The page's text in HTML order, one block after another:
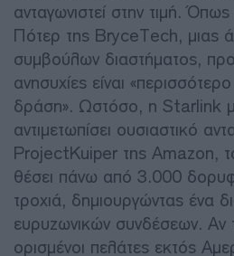
ανταγωνιστεί στην τιμή.
Πότερ της BryceTech, μιας
συμβούλων διαστήματος,
ανησυχίες είναι
δράση». Ωστόσο, η Starlink
αντιμετωπίσει ουσιαστικό
ProjectKuiper της Amazon,
θέσει πάνω από 3.000
τροχιά, δημιουργώντας ένα
ευρυζωνικών συνδέσεων. Αν
ορισμένοι πελάτες εκτός